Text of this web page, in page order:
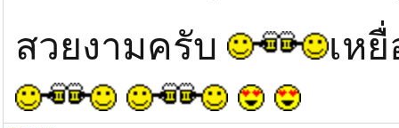
สวยงามครับ เห